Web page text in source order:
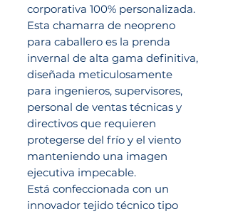
corporativa 100% personalizada.
Esta chamarra de neopreno
para caballero es la prenda
invernal de alta gama definitiva,
diseñada meticulosamente
para ingenieros, supervisores,
personal de ventas técnicas y
directivos que requieren
protegerse del frío y el viento
manteniendo una imagen
ejecutiva impecable.
Está confeccionada con un
innovador tejido técnico tipo